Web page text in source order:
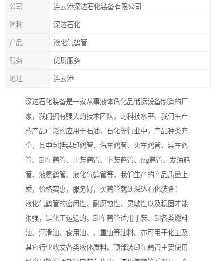
公司 连云港深达石化装备有限公司
简称 深达石化
产品 液化气鹤管
服务 优质服务
地址 连云港
深达石化装备是一家从事液体危化品储运设备制造的厂
家，我们拥有强大的技术团队，的科技水平。我们生产
的产品广泛的应用于石油、石化等行业中，产品种类齐
全，其中包括装卸鹤管、汽车鹤管、火车鹤管、装车鹤
管、卸车鹤管、上装鹤管、下装鹤管、lng鹤管、发油鹤
管、液氨鹤管、液化气鹤管等，我们生产的产品质量上
乘，价格实惠，服务好，买鹤管就到深达石化装备！
液化气鹤管的密闭性、耐腐蚀性、灵敏性以及稳固才能
很强，是化工运送的。卸车鹤管适用于装、卸各类燃料
油、润滑油、食用油、、重油等油料。亦可用于化工及
其它行业收发各类液体质料。顶部装卸车鹤管主要使用